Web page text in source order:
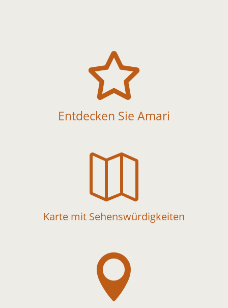

Entdecken Sie Amari

Karte mit Sehenswürdigkeiten
